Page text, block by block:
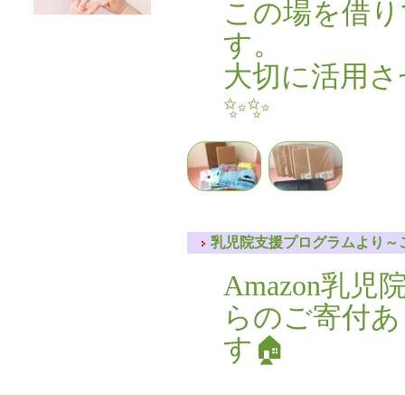
この場を借
す。
大切に活用
✨✨
乳児院支援プログラムより
Amazon乳児
らのご寄付
す🏠